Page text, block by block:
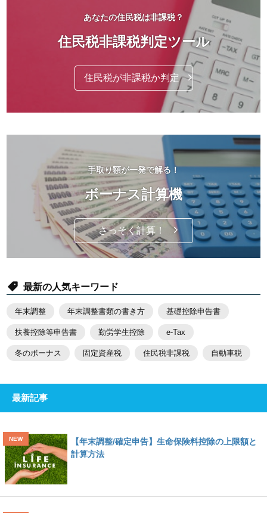
あなたの住民税は非課税？
住民税非課税判定ツール
住民税が非課税か判定
手取り額が一発で解る！
ボーナス計算機
さっそく計算！
最新の人気キーワード
年末調整 年末調整書類の書き方 基礎控除申告書
扶養控除等申告書 勤労学生控除 e-Tax
冬のボーナス 固定資産税 住民税非課税 自動車税
最新記事
【年末調整/確定申告】生命保険料控除の上限額と
計算方法